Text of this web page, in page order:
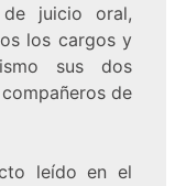
juicio oral,
los cargos y
sus dos
de
leído en el